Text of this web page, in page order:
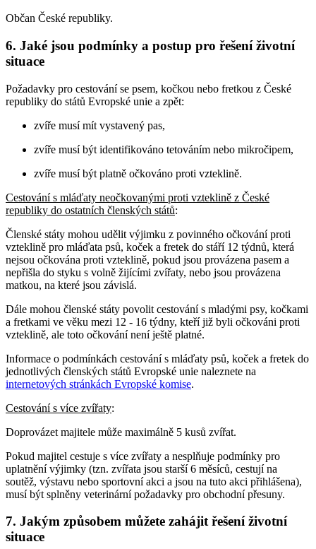
Občan České republiky.
6. Jaké jsou podmínky a postup pro řešení životní
situace
Požadavky pro cestování se psem, kočkou nebo fretkou z České
republiky do států Evropské unie a zpět:
zvíře musí mít vystavený pas,
zvíře musí být identifikováno tetováním nebo mikročipem,
zvíře musí být platně očkováno proti vzteklině.
Cestování s mláďaty neočkovanými proti vzteklině z České
republiky do ostatních členských států:
Členské státy mohou udělit výjimku z povinného očkování proti
vzteklině pro mláďata psů, koček a fretek do stáří 12 týdnů, která
nejsou očkována proti vzteklině, pokud jsou provázena pasem a
nepřišla do styku s volně žijícími zvířaty, nebo jsou provázena
matkou, na které jsou závislá.
Dále mohou členské státy povolit cestování s mladými psy, kočkami
a fretkami ve věku mezi 12 - 16 týdny, kteří již byli očkováni proti
vzteklině, ale toto očkování není ještě platné.
Informace o podmínkách cestování s mláďaty psů, koček a fretek do
jednotlivých členských států Evropské unie naleznete na
internetových stránkách Evropské komise.
Cestování s více zvířaty:
Doprovázet majitele může maximálně 5 kusů zvířat.
Pokud majitel cestuje s více zvířaty a nesplňuje podmínky pro
uplatnění výjimky (tzn. zvířata jsou starší 6 měsíců, cestují na
soutěž, výstavu nebo sportovní akci a jsou na tuto akci přihlášena),
musí být splněny veterinární požadavky pro obchodní přesuny.
7. Jakým způsobem můžete zahájit řešení životní
situace